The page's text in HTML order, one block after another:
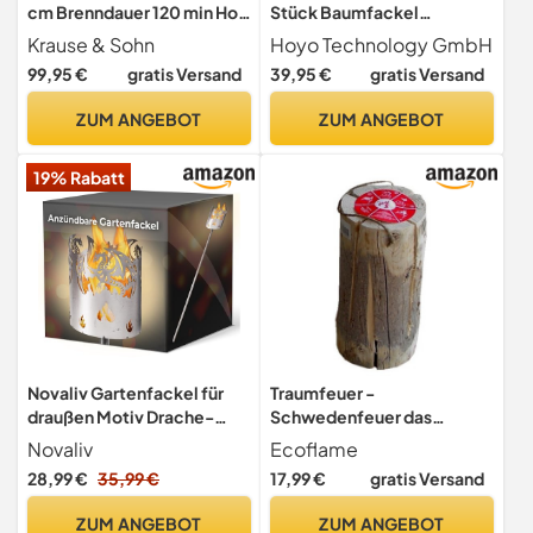
cm Brenndauer 120 min Holz
Kamin Feuerschale (12)
Krause & Sohn
99,95 € gratis Versand
ZUM ANGEBOT
Stück Baumfackel
Finnenfackel, Höhe 19 cm,
Durchmesser 14-20 cm,
Brenndauer ca. 60 Minuten,
Hoyo Technology GmbH
39,95 € gratis Versand
ZUM ANGEBOT
19% Rabatt
Novaliv Gartenfackel für
draußen Motiv Drache-
Holzspäne mit Wachs -
Schwedenfackel
Pelletfackel Feuersäule
Novaliv
28,99 € 35,99 €
ZUM ANGEBOT
Traumfeuer -
Schwedenfeuer das
flammende Vergnügen -
Ecocandle1 23cm hoch
Ecoflame
17,99 € gratis Versand
ZUM ANGEBOT